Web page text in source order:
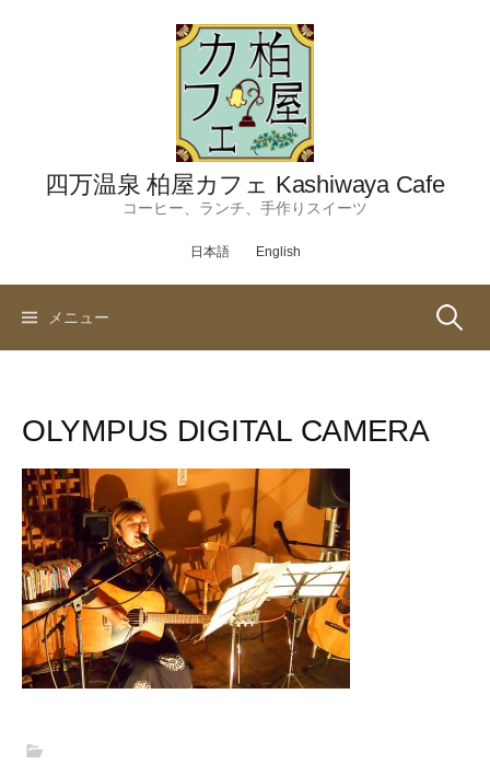
四万温泉 柏屋カフェ Kashiwaya Cafe
コーヒー、ランチ、手作りスイーツ
日本語 English
メニュー 検
OLYMPUS DIGITAL CAMERA